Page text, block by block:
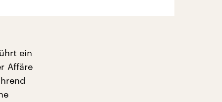
ein
Affäre